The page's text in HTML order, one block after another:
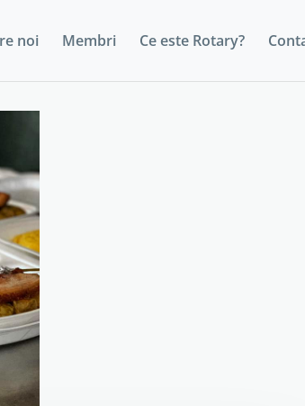
noi Membri Ce este Rotary?